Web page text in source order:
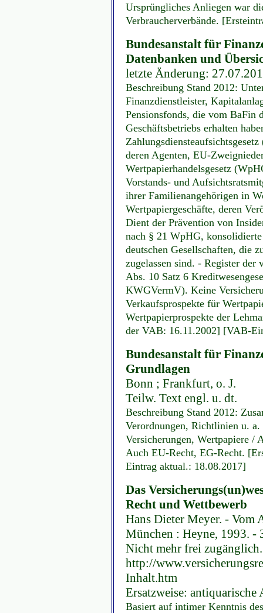
Ursprüngliches Anliegen war
Verbraucherverbände.
Bundesanstalt für
Datenbanken und
letzte Änderung:
Beschreibung Stand 2012:
Finanzdienstleister,
Pensionsfonds, die vom BaFin
Geschäftsbetriebs erhalten
deren Agenten, EU-
Wertpapierhandelsgesetz
Vorstands- und
ihrer Familienangehörigen in
Wertpapiergeschäfte, deren
Dient der Prävention von
nach § 21 WpHG,
deutschen Gesellschaften, die
zugelassen sind. - Register der
Abs. 10 Satz 6
KWGVermV). Keine
Verkaufsprospekte für
Wertpapierprospekte der
der VAB: 16.11.2002] [VAB-
Bundesanstalt für
Grundlagen
Bonn ; Frankfurt, o. J.
Teilw. Text engl. u. dt.
Beschreibung Stand 2012:
Verordnungen, Richtlinien u.
Versicherungen, Wertpapiere /
Auch EU-Recht, EG-Recht.
Eintrag aktual.: 18.08.2017]
Das
Recht und Wettbewerb
Hans Dieter Meyer. - Vom
München : Heyne, 1993. -
Nicht mehr frei
http://
Inhalt.htm
Ersatzweise:
Basiert auf intimer Kenntnis